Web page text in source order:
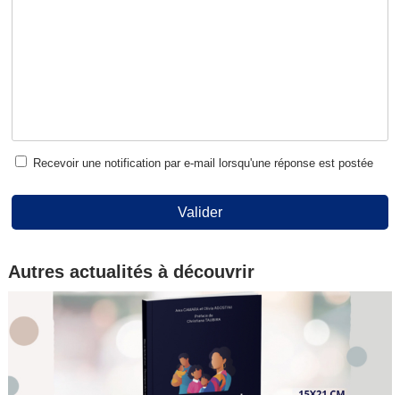
Recevoir une notification par e-mail lorsqu'une réponse est postée
Valider
Autres actualités à découvrir